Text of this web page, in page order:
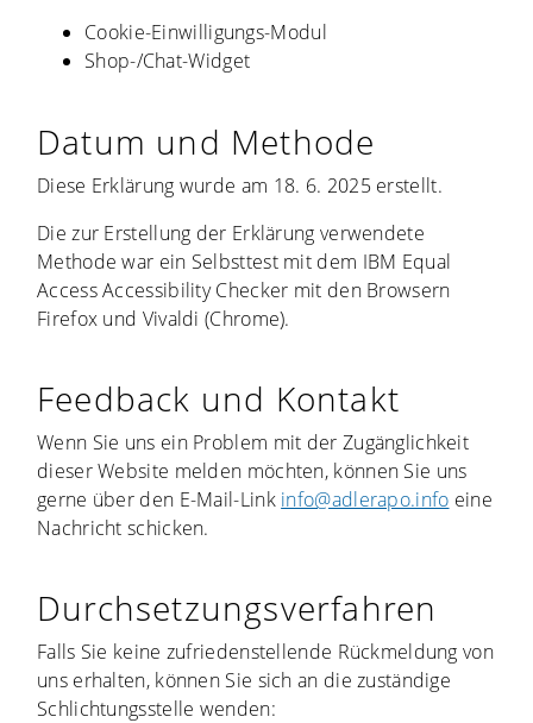
Cookie-Einwilligungs-Modul
Shop-/Chat-Widget
Datum und Methode
Diese Erklärung wurde am 18. 6. 2025 erstellt.
Die zur Erstellung der Erklärung verwendete
Methode war ein Selbsttest mit dem IBM Equal
Access Accessibility Checker mit den Browsern
Firefox und Vivaldi (Chrome).
Feedback und Kontakt
Wenn Sie uns ein Problem mit der Zugänglichkeit
dieser Website melden möchten, können Sie uns
gerne über den E-Mail-Link info@adlerapo.info eine
Nachricht schicken.
Durchsetzungsverfahren
Falls Sie keine zufriedenstellende Rückmeldung von
uns erhalten, können Sie sich an die zuständige
Schlichtungsstelle wenden: